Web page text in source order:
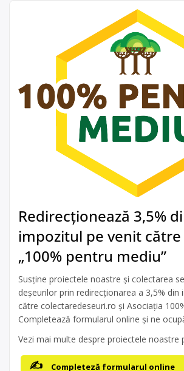
Redirecționează 3,5%
impozitul pe venit către
„100% pentru mediu”
Susține proiectele noastre și colectarea
deșeurilor prin redirecționarea a 3,5% din
către colectaredeseuri.ro și Asociația
Completează formularul online și ne
Vezi mai multe despre proiectele noastre
Completeză formularul online